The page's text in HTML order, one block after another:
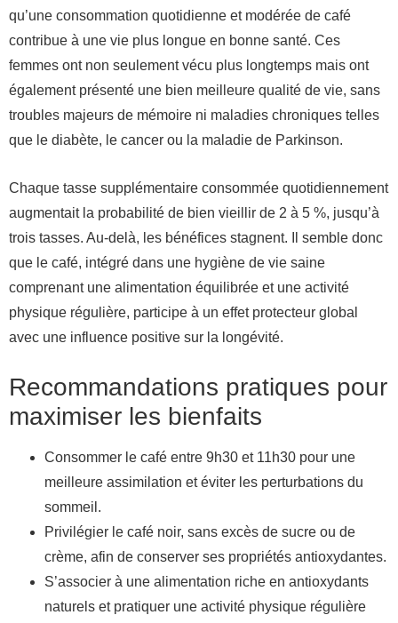
qu’une consommation quotidienne et modérée de café
contribue à une vie plus longue en bonne santé. Ces
femmes ont non seulement vécu plus longtemps mais ont
également présenté une bien meilleure qualité de vie, sans
troubles majeurs de mémoire ni maladies chroniques telles
que le diabète, le cancer ou la maladie de Parkinson.
Chaque tasse supplémentaire consommée quotidiennement
augmentait la probabilité de bien vieillir de 2 à 5 %, jusqu’à
trois tasses. Au-delà, les bénéfices stagnent. Il semble donc
que le café, intégré dans une hygiène de vie saine
comprenant une alimentation équilibrée et une activité
physique régulière, participe à un effet protecteur global
avec une influence positive sur la longévité.
Recommandations pratiques pour
maximiser les bienfaits
Consommer le café entre 9h30 et 11h30 pour une
meilleure assimilation et éviter les perturbations du
sommeil.
Privilégier le café noir, sans excès de sucre ou de
crème, afin de conserver ses propriétés antioxydantes.
S’associer à une alimentation riche en antioxydants
naturels et pratiquer une activité physique régulière